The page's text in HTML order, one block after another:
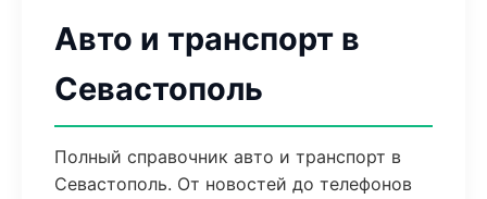
Авто и транспорт в
Севастополь
Полный справочник авто и транспорт в
Севастополь. От новостей до телефонов